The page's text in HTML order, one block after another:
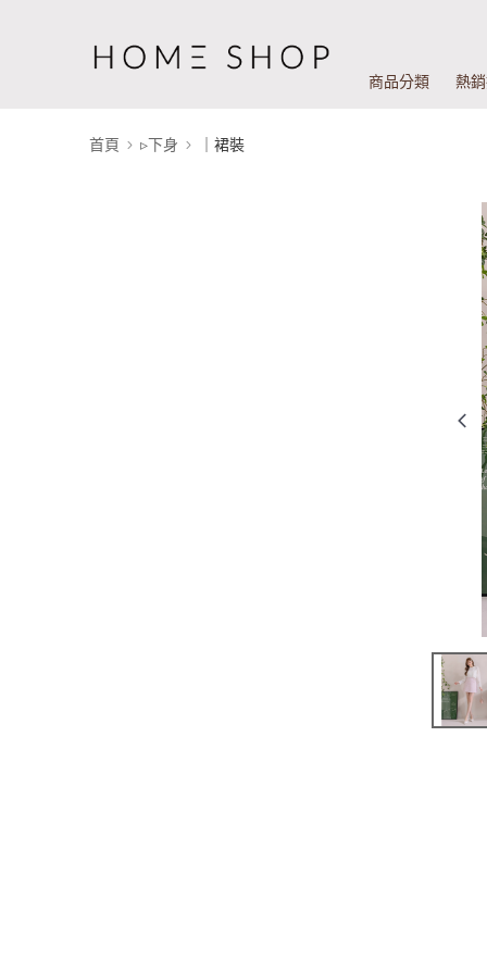
商品分類 熱
首頁 ▹下身 ｜裙裝